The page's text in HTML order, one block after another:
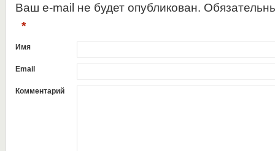
Ваш e-mail не будет опубликован.
*
Имя
Email
Комментарий